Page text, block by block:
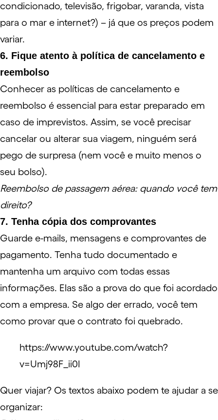
condicionado, televisão, frigobar, varanda, vista
para o mar e internet?) – já que os preços podem
variar.
6. Fique atento à política de cancelamento e
reembolso
Conhecer as políticas de cancelamento e
reembolso é essencial para estar preparado em
caso de imprevistos. Assim, se você precisar
cancelar ou alterar sua viagem, ninguém será
pego de surpresa (nem você e muito menos o
seu bolso).
Reembolso de passagem aérea: quando você tem
direito?
7. Tenha cópia dos comprovantes
Guarde e-mails, mensagens e comprovantes de
pagamento. Tenha tudo documentado e
mantenha um arquivo com todas essas
informações. Elas são a prova do que foi acordado
com a empresa. Se algo der errado, você tem
como provar que o contrato foi quebrado.
https://www.youtube.com/watch?
v=Umj98F_ii0I
Quer viajar? Os textos abaixo podem te ajudar a se
organizar: